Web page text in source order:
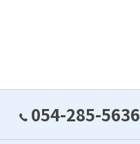
054-285-5636